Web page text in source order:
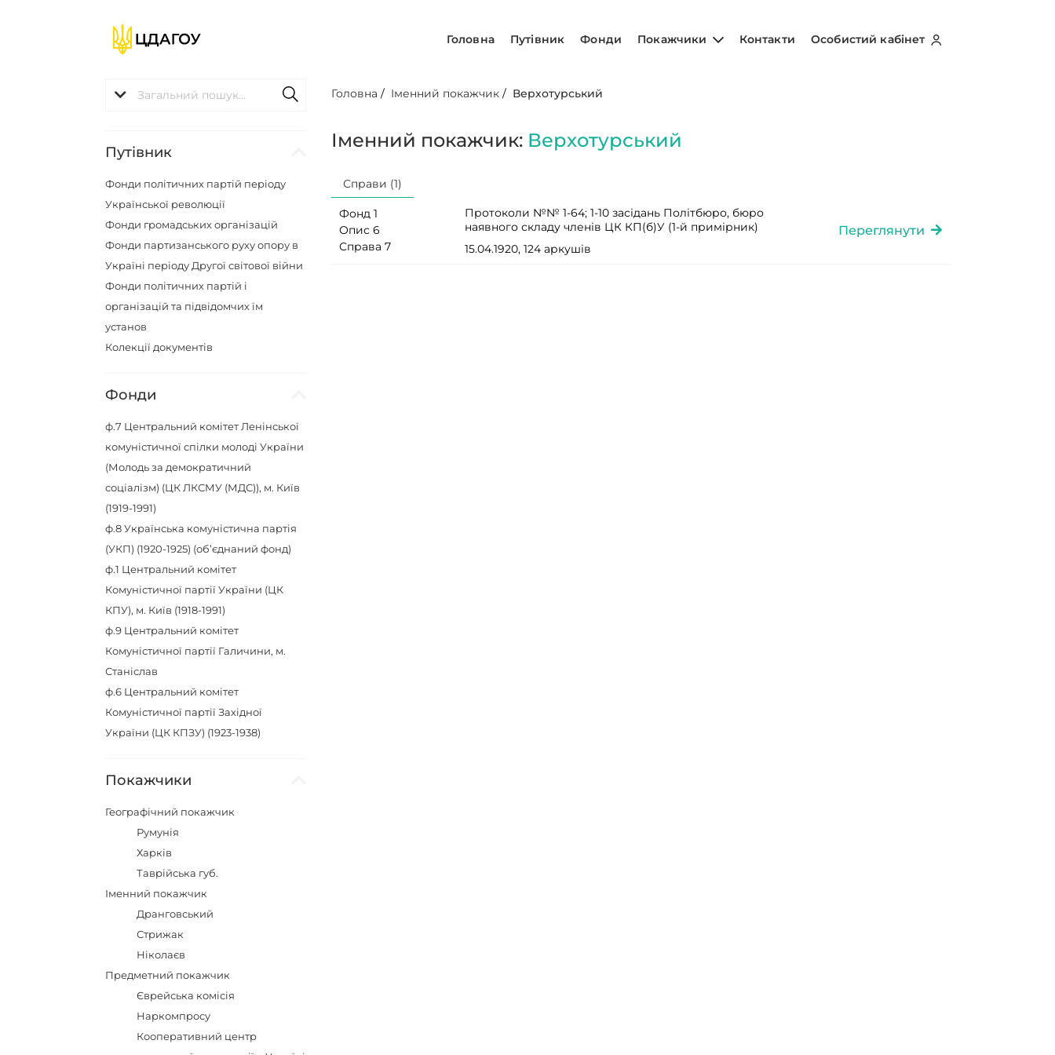
Головна Путівник Фонди Покажчики Контакти Особистий кабінет
Путівник
Фонди політичних партій періоду
Української революції
Фонди громадських організацій
Фонди партизанського руху опору в
Україні періоду Другої світової війни
Фонди політичних партій і
організацій та підвідомчих їм
установ
Колекції документів
Фонди
ф.7 Центральний комітет Ленінської
комуністичної спілки молоді України
(Молодь за демократичний
соціалізм) (ЦК ЛКСМУ (МДС)), м. Київ
(1919-1991)
ф.8Українська комуністична партія
(УКП) (1920-1925) (об’єднаний фонд)
ф.1 Центральний комітет
Комуністичної партії України (ЦК
КПУ), м. Київ (1918-1991)
ф.9 Центральний комітет
Комуністичної партії Галичини, м.
Станіслав
ф.6 Центральний комітет
Комуністичної партії Західної
України (ЦК КПЗУ) (1923-1938)
Покажчики
Географічний покажчик
Румунія
Харків
Таврійська губ.
Іменний покажчик
Дранговський
Стрижак
Ніколаєв
Предметний покажчик
Єврейська комісія
Наркомпросу
Кооперативний центр
Головна / Іменний покажчик / Верхотурський
Іменний покажчик: Верхотурський
Справи (1)
Фонд 1
Опис 6
Справа 7
Протоколи №№ 1-64; 1-10 засідань Політбюро, бюро
наявного складу членів ЦК КП(б)У (1-й примірник)
15.04.1920, 124 аркушів
Переглянути